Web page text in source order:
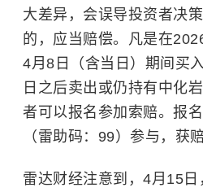
大差异，会误导投资者决
的，应当赔偿。凡是在
4月8日（含当日）期间买
日之后卖出或仍持有中化
者可以报名参加索赔。报
（雷助码：99）参与，获
雷达财经注意到，4月15